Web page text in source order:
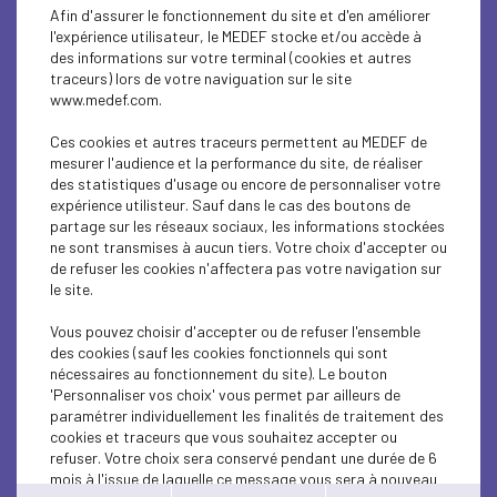
SUSTAINABLE DEVELOPMENT
CONJUNCTURE
EMPLOI
ENTREPRISE ET SOCIÉTÉ
EDUCATION-TRAINING
ECONOMY
SUSTAINABLE DEVELOPMENT
ECONOMY
ENTREPRISE ET SOCIÉTÉ
SOCIAL
ECONOMY
Afin d'assurer le fonctionnement du site et d'en améliorer
l'expérience utilisateur, le MEDEF stocke et/ou accède à
des informations sur votre terminal (cookies et autres
traceurs) lors de votre naviguation sur le site
www.medef.com.
Ces cookies et autres traceurs permettent au MEDEF de
mesurer l'audience et la performance du site, de réaliser
des statistiques d'usage ou encore de personnaliser votre
expérience utilisteur. Sauf dans le cas des boutons de
partage sur les réseaux sociaux, les informations stockées
ne sont transmises à aucun tiers. Votre choix d'accepter ou
de refuser les cookies n'affectera pas votre navigation sur
le site.
Vous pouvez choisir d'accepter ou de refuser l'ensemble
des cookies (sauf les cookies fonctionnels qui sont
nécessaires au fonctionnement du site). Le bouton
'Personnaliser vos choix' vous permet par ailleurs de
paramétrer individuellement les finalités de traitement des
cookies et traceurs que vous souhaitez accepter ou
refuser. Votre choix sera conservé pendant une durée de 6
mois à l'issue de laquelle ce message vous sera à nouveau